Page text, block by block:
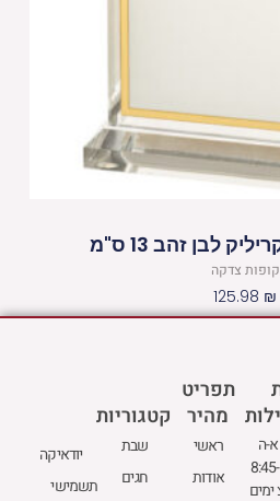
לבן זהב 13 ס"מ
קופות צדקה
125.98 ₪
א-ה
תפריט
מהיר
ראשי
אודות
קטגוריות
שבת
חגים
יודאיקה
תשמישי